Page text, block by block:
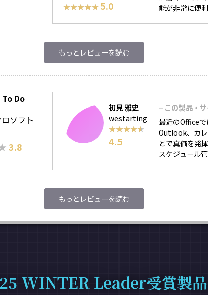
★★★★★
★★★★★ 5.0
能が非常に便
もっとレビューを読む
Do
ソフト
3.8
初見 雅史
westarting
★★★★★
★★★★★
4.5
− この製品・
最近のOffice
Outlook、カ
とで真価を発
スケジュール
もっとレビューを読む
WINTER Leader受賞製品